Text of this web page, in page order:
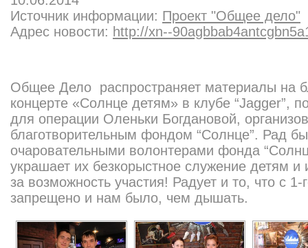
Источник информации: Проект "Общее дело"
Адрес новости: http://xn--
Общее Дело распространяет материалы на
концерте «Солнце детям» в клубе “Jagger”,
для операции Оленьки Богдановой,
благотворительным фондом “Солнце”. Рад
очаровательными волонтерами фонда
украшает их безкорыстное служение детям
за возможность участия! Радует и то, что с
запрещено и нам было, чем дышать.